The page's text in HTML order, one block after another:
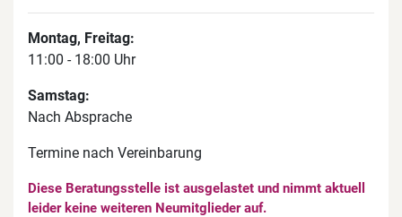
Montag, Freitag:
11:00 - 18:00 Uhr
Samstag:
Nach Absprache
Termine nach Vereinbarung
Diese Beratungsstelle ist ausgelastet und nimmt aktuell
leider keine weiteren Neumitglieder auf.